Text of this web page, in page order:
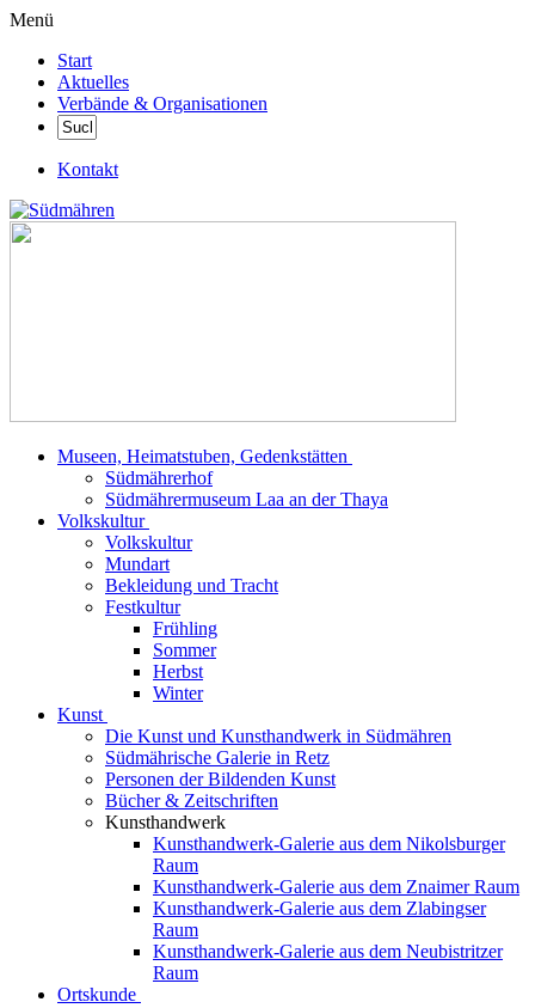
Menü
Start
Aktuelles
Verbände & Organisationen
Kontakt
Museen, Heimatstuben, Gedenkstätten
Südmährerhof
Südmährermuseum Laa an der Thaya
Volkskultur
Volkskultur
Mundart
Bekleidung und Tracht
Festkultur
Frühling
Sommer
Herbst
Winter
Kunst
Die Kunst und Kunsthandwerk in Südmähren
Südmährische Galerie in Retz
Personen der Bildenden Kunst
Bücher & Zeitschriften
Kunsthandwerk
Kunsthandwerk-Galerie aus dem Nikolsburger
Raum
Kunsthandwerk-Galerie aus dem Znaimer Raum
Kunsthandwerk-Galerie aus dem Zlabingser
Raum
Kunsthandwerk-Galerie aus dem Neubistritzer
Raum
Ortskunde